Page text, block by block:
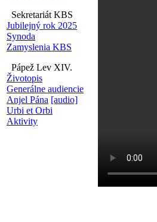
Sekretariát KBS
Jubilejný rok 2025
Synoda
Zamyslenia KBS
Pápež Lev XIV.
Životopis
Generálne audiencie
Anjel Pána [audio]
Urbi et Orbi
Aktivity